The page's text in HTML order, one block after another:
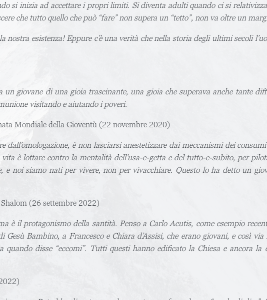
si inizia ad accettare i propri limiti. Si diventa adulti quando ci si
che tutto quello che può “fare” non supera un “tetto”, non va oltre un
nostra esistenza! Eppure c’è una verità che nella storia degli ultimi secoli
giovane di una gioia trascinante, una gioia che superava anche tante
visitando e aiutando i poveri.
Mondiale della Gioventù (22 novembre 2020)
dall’omologazione, è non lasciarsi anestetizzare dai meccanismi dei
è lottare contro la mentalità dell’usa-e-getta e del tutto-e-subito, per
e noi siamo nati per vivere, non per vivacchiare. Questo lo ha detto un
(26 settembre 2022)
è il protagonismo della santità. Penso a Carlo Acutis, come esempio
Gesù Bambino, a Francesco e Chiara d’Assisi, che erano giovani, e così
disse “eccomi”. Tutti questi hanno edificato la Chiesa e ancora la